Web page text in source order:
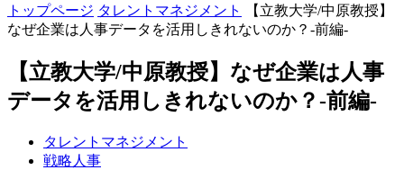
トップページ タレントマネジメント
【立教大学/中原教授】
なぜ企業は人事データを活用しきれないのか？-前編-
【立教大学/中原教授】なぜ企業は人事
データを活用しきれないのか？-前編-
タレントマネジメント
戦略人事